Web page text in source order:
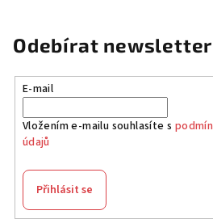
Odebírat newsletter
E-mail
Vložením e-mailu souhlasíte s
údajů
Přihlásit se